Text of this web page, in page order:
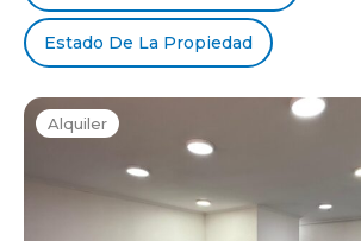
Estado De La Propiedad
Alquiler